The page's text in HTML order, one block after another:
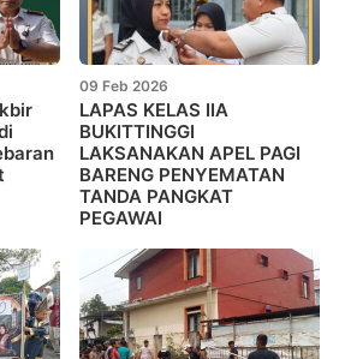
09 Feb 2026
LAPAS KELAS IIA
BUKITTINGGI
LAKSANAKAN APEL PAGI
BARENG PENYEMATAN
TANDA PANGKAT
PEGAWAI